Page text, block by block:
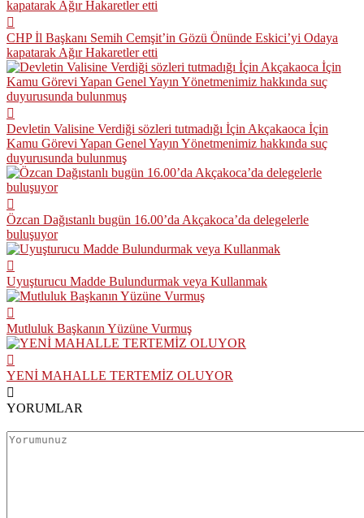
CHP İl Başkanı Semih Cemşit’in Gözü Önünde Eskici’yi Odaya
kapatarak Ağır Hakaretler etti
Devletin Valisine Verdiği sözleri tutmadığı İçin Akçakaoca İçin
Kamu Görevi Yapan Genel Yayın Yönetmenimiz hakkında suç
duyurusunda bulunmuş
Özcan Dağıstanlı bugün 16.00’da Akçakoca’da delegelerle
buluşuyor
Uyuşturucu Madde Bulundurmak veya Kullanmak
Mutluluk Başkanın Yüzüne Vurmuş
YENİ MAHALLE TERTEMİZ OLUYOR
YORUMLAR